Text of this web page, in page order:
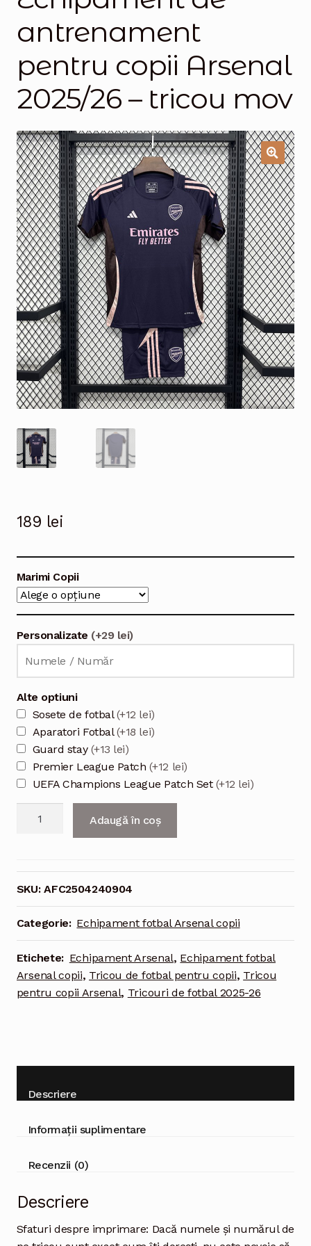
Magazinul
antrenament
pentru copii Arsenal
2025/26 – tricou mov
🔍
189 lei
Marimi Copii
Personalizate (+29 lei)
Alte optiuni
Sosete de fotbal(+12 lei)
Aparatori Fotbal(+18 lei)
Guard stay (+13 lei)
Premier League Patch (+12 lei)
UEFA Champions League Patch Set (+12 lei)
2025/26
mov
Adaugă în coș
SKU:AFC2504240904
Categorie: Echipament fotbal Arsenal copii
Etichete: Echipament Arsenal, Echipament fotbal
Arsenal copii, Tricou de fotbal pentru copii, Tricou
pentru copii Arsenal, Tricouri de fotbal 2025-26
Descriere
Informații suplimentare
Recenzii (0)
Descriere
Sfaturi despre imprimare: Dacă numele și numărul de